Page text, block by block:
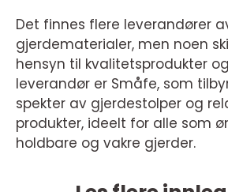
Det finnes flere leverandører
gjerdematerialer, men noen
hensyn til kvalitetsprodukter
leverandør er Småfe, som
spekter av gjerdestolper og
produkter, ideelt for alle som
holdbare og vakre gjerder.